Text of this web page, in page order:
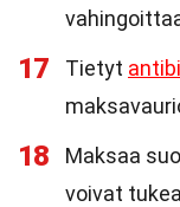
17 Tietyt
18
Maksaa
voivat